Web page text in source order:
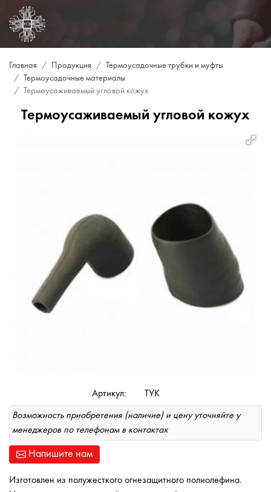
Главная Продукция
Термоусадочные трубки и муфты
Термоусадочные материалы
Термоусаживаемый угловой кожух
Термоусаживаемый угловой кожух
Артикул: ТУК
Возможность приобретения (наличие) и цену уточняйте у
менеджеров по телефонам в контактах
Напишите нам
Изготовлен из полужесткого огнезащитного полиолефина.